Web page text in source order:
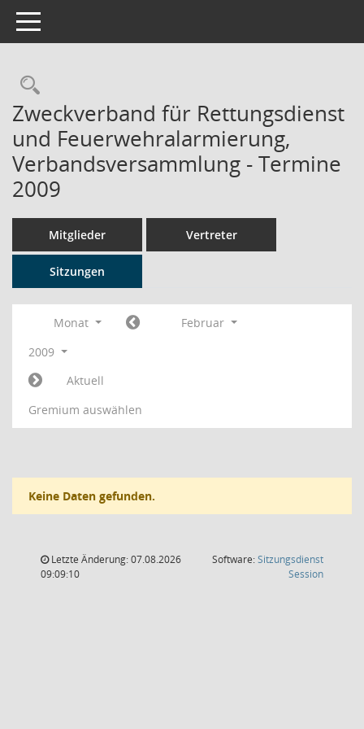
Toggle navigation
Rechercheauswahl
Zweckverband für Rettungsdienst
und Feuerwehralarmierung,
Verbandsversammlung - Termine
2009
Mitglieder Vertreter
Sitzungen
Monat
Februar
2009
Aktuell
Gremium auswählen
Keine Daten gefunden.
Letzte Änderung: 07.08.2026
09:09:10
Software:Sitzungsdienst
Session(Wird in